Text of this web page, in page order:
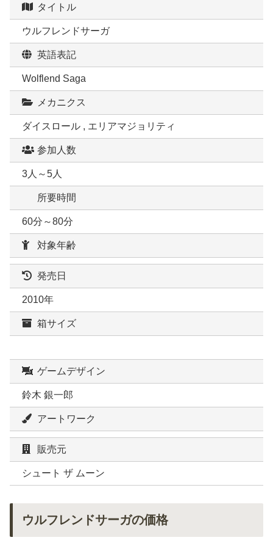
タイトル
ウルフレンドサーガ
英語表記
Wolflend Saga
メカニクス
ダイスロール , エリアマジョリティ
参加人数
3人～5人
所要時間
60分～80分
対象年齢
発売日
2010年
箱サイズ
ゲームデザイン
鈴木 銀一郎
アートワーク
販売元
シュート ザ ムーン
ウルフレンドサーガの価格